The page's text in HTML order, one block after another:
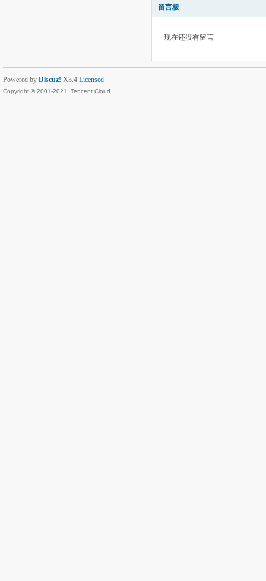
留言板
现在还没有留言
Powered by Discuz! X3.4 Licensed
Copyright © 2001-2021, Tencent Cloud.